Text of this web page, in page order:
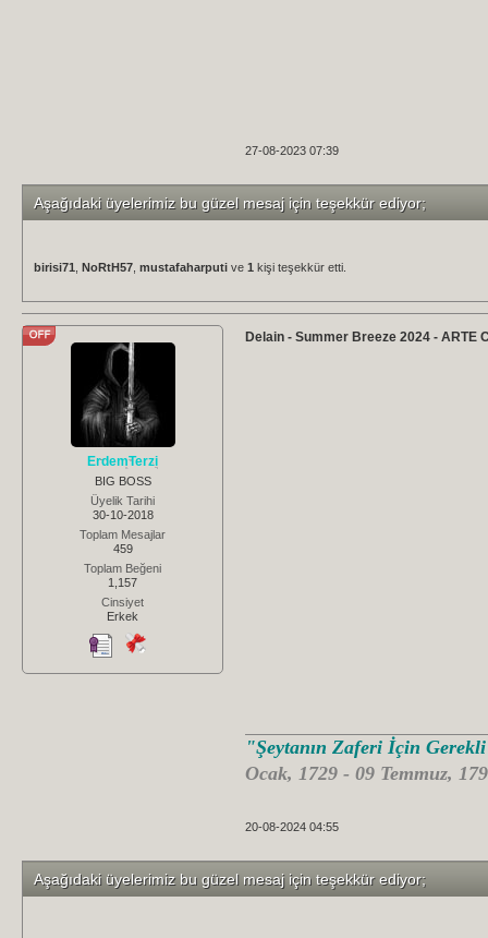
27-08-2023 07:39
Aşağıdaki üyelerimiz bu güzel mesaj için teşekkür ediyor;
birisi71 NoRtH57 mustafaharputi ve 1 kişi teşekkür etti.
ErdemTerzi
BIG BOSS
Üyelik Tarihi
30-10-2018
Toplam Mesajlar
459
Toplam Beğeni
1,157
Cinsiyet
Erkek
Delain - Summer Breeze 2024 - ARTE
"Şeytanın Zaferi İçin
Ocak, 1729 - 09 Temmuz,
20-08-2024 04:55
Aşağıdaki üyelerimiz bu güzel mesaj için teşekkür ediyor;